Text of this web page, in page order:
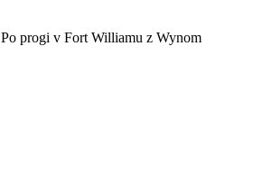
Po progi v Fort Williamu z Wynom